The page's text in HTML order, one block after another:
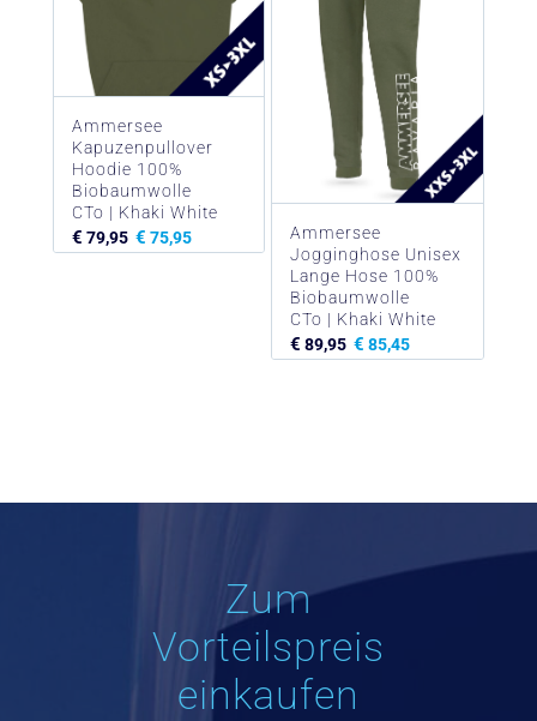
Ammersee
Kapuzenpullover
Hoodie 100%
Biobaumwolle
CTo | Khaki White
€ 79,95 € 75,95
Ammersee
Jogginghose Unisex
Lange Hose 100%
Biobaumwolle
CTo | Khaki White
€ 89,95 € 85,45
Zum
Vorteilspreis
einkaufen